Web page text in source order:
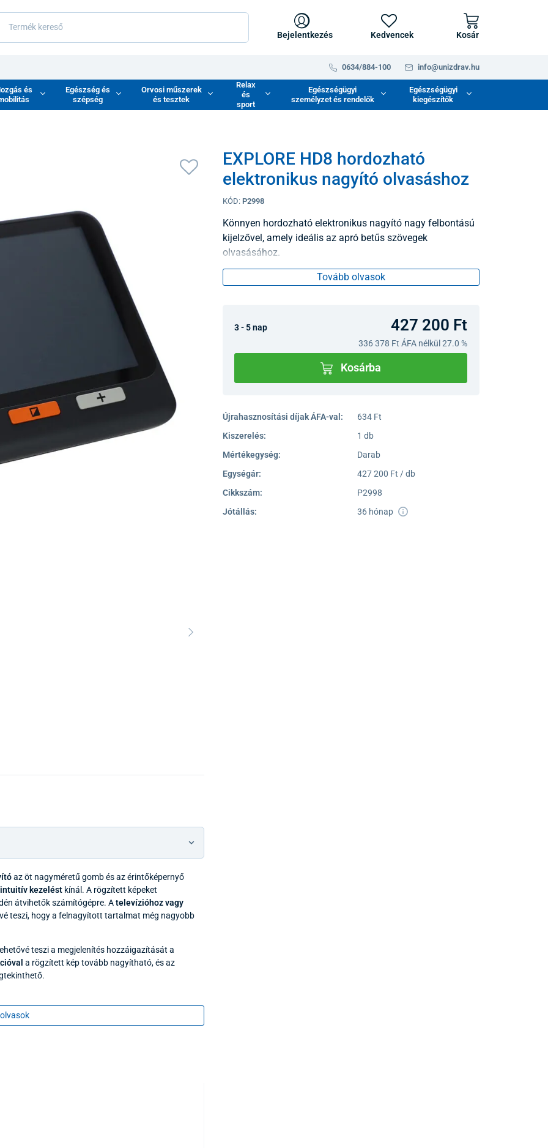
Bejelentkezés Kedvencek Kosár
0634/884-100 info@unizdrav.hu
és
Egészség és
szépség
Orvosi műszerek
és tesztek
Relax
és
sport
Egészségügyi
személyzet és rendelők
Egészségügyi
kiegészítők
EXPLORE HD8 hordozható
elektronikus nagyító olvasáshoz
KÓD: P2998
Könnyen hordozható elektronikus nagyító nagy felbontású
kijelzővel, amely ideális az apró betűs szövegek
olvasásához.
Tovább olvasok
3 - 5 nap 427 200 Ft
336 378 Ft ÁFA nélkül 27.0 %
Kosárba
Újrahasznosítási díjak ÁFA-val:
634 Ft
Kiszerelés:
1 db
Mértékegység:
Darab
Egységár:
427 200 Ft / db
Cikkszám:
P2998
Jótállás:
36 hónap
az öt nagyméretű gomb és az érintőképernyő
intuitív kezeléstkínál. A rögzített képeket
átvihetők számítógépre. Atelevízióhoz vagy
teszi, hogy a felnagyított tartalmat még nagyobb
teszi a megjelenítés hozzáigazítását a
a rögzített kép tovább nagyítható, és az
lévő tárgyakra is képes fókuszálni
színmód